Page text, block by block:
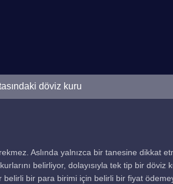
döviz kuru
Aslında yalnızca bir tanesine dikkat
belirliyor, dolayısıyla tek tip bir
bir para birimi için belirli bir fiyat